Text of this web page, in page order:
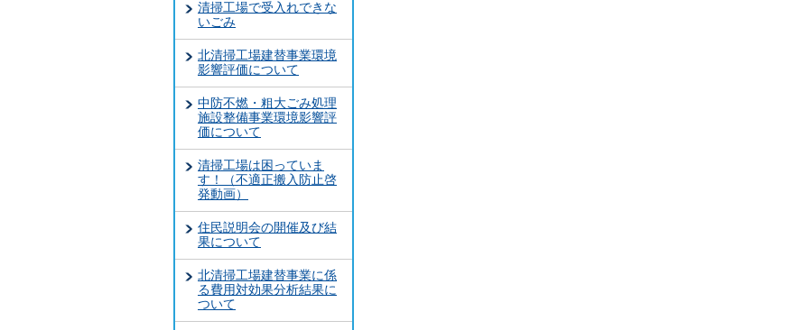
清掃工場で受入れできな
いごみ
北清掃工場建替事業環境
影響評価について
中防不燃・粗大ごみ処理
施設整備事業環境影響評
価について
清掃工場は困っていま
す！（不適正搬入防止啓
発動画）
住民説明会の開催及び結
果について
北清掃工場建替事業に係
る費用対効果分析結果に
ついて